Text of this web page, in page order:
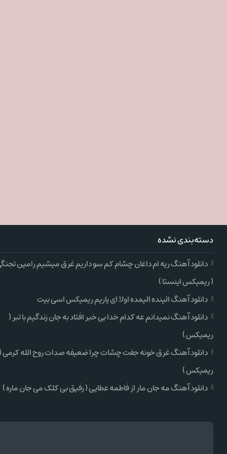
دسته‌بندی نشده
دانلود آهنگ ریه ام داغان چشام کم سو داریم غرق میشیم رامین
( ریمیکس اینستا )
دانلود آهنگ الینده الیمده اولا ای یاریم ریمیکس اسی بیت
دانلود آهنگ نمیدانم عه کدام خدا بی خبر افتاد به جان زندگیم با تبر (
ریمیکس )
دانلود آهنگ غرق خونه جفت چشات چرا ضعیفه صدات روح الله کرمی (
ریمیکس )
دانلود آهنگ مه جان مار از فاطمه عطایی ( رفیق بی کلک می جان ماره )